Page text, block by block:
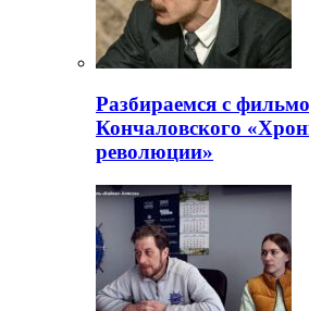
Разбираемся с
Кончаловского
революции»